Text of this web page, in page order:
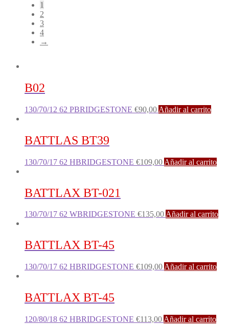
1
2
3
4
→
B02
130/70/12 62 PBRIDGESTONE €90,00 Añadir al carrito
BATTLAS BT39
130/70/17 62 HBRIDGESTONE €109,00 Añadir al carrito
BATTLAX BT-021
130/70/17 62 WBRIDGESTONE €135,00Añadir al carrito
BATTLAX BT-45
130/70/17 62 HBRIDGESTONE €109,00 Añadir al carrito
BATTLAX BT-45
120/80/18 62 HBRIDGESTONE €113,00 Añadir al carrito